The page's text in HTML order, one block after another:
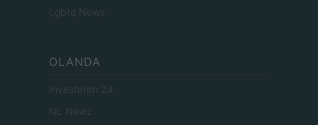
Lgbtq News
OLANDA
Investeren 24
NL Newz